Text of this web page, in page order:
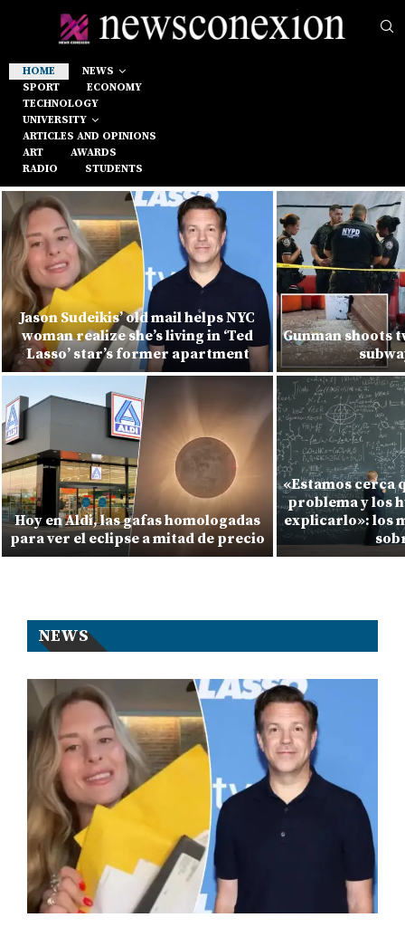
HOME
NEWS
SPORT
ECONOMY
TECHNOLOGY
UNIVERSITY
ARTICLES AND OPINIONS
ART
AWARDS
RADIO
STUDENTS
Jason Sudeikis’ old mail helps NYC
woman realize she’s living in ‘Ted
Lasso’ star’s former apartment
Hoy en Aldi, las gafas homologadas
para ver el eclipse a mitad de precio
Gunman shoots
«Estamos cerca
problema y los
explicarlo»: los
NEWS